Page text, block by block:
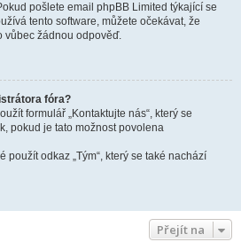
pošlete email phpBB Limited týkající se
tento software, můžete očekávat, že
vůbec žádnou odpověď.
fóra?
formulář „Kontaktujte nás“, který se
pokud je tato možnost povolena
použít odkaz „Tým“, který se také nachází
Přejít na